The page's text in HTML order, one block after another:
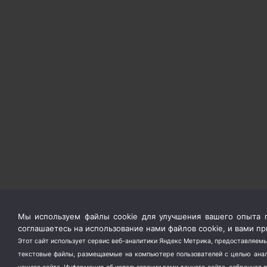
Мы используем файлы cookie для улучшения вашего опыта
соглашаетесь на использование нами файлов cookie, и вами
Этот сайт использует сервис веб-аналитики Яндекс Метрика,
текстовые файлы, размещаемые на компьютере пользователей с целью